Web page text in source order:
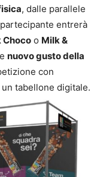
, dalle parallele
entrerà
Choco o Milk &
nuovo gusto della
con
tabellone digitale.